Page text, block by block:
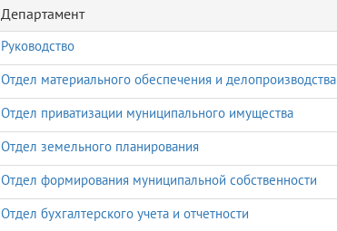
Департамент
Руководство
Отдел материального обеспечения и делопроизводства
Отдел приватизации муниципального имущества
Отдел земельного планирования
Отдел формирования муниципальной собственности
Отдел бухгалтерского учета и отчетности